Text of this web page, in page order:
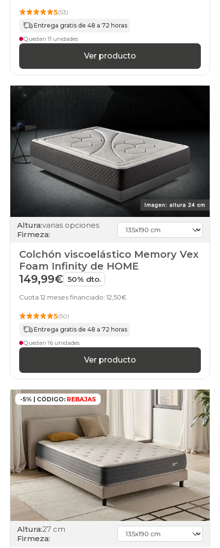
suave
colchones
ensacados
colchones
viscoelasticos
latex
colchones
somier
colchones
enrollados
colchones
colchones-
latex
colchones
articulable
colchones
juvenil
pack
colchones
dolor-
especial-
hoteles
geriatrico
colchones
bultex
colchones
pikolin
colchones
stylekomfort
colchones
top-
ventas
colchones
gama-
colchones
gama-
basic-
plus
colchones
gama-
silver
5(53)
Entrega gratis de 48 a 72 horas
Quedan 11 unidades
Ver producto
Altura:varias opciones
Firmeza:
Colchón viscoelástico Memory Vex
Foam Infinity de HOME
149,99€ 50% dto.
Cuota 12 meses financiado: 12,50€
5(50)
Entrega gratis de 48 a 72 horas
Quedan 16 unidades
Ver producto
-5% | CÓDIGO: REBAJAS
Altura:27 cm
Firmeza: